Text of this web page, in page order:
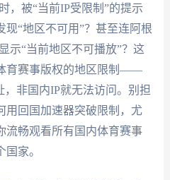
，被“当前IP受限制”的提示
“地区不可用”？甚至连阿根
示“当前地区不可播放”？这
育赛事版权的地区限制——
非国内IP就无法访问。别担
用回国加速器突破限制，尤
流畅观看所有国内体育赛事
家。